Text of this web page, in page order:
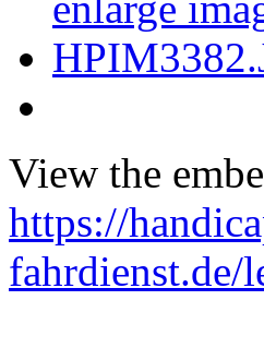
View the
https://
fahrdienst.de/